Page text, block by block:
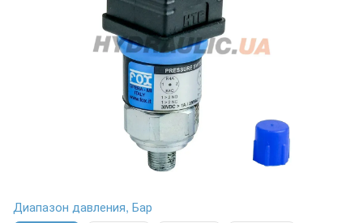
Диапазон давления, Бар